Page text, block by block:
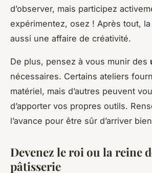
d’observer, mais participez
expérimentez, osez ! Après tout,
aussi une affaire de créativité.
De plus, pensez à vous munir des
nécessaires. Certains ateliers
matériel, mais d’autres peuvent
d’apporter vos propres outils.
l’avance pour être sûr d’arriver
Devenez le roi ou la reine
pâtisserie